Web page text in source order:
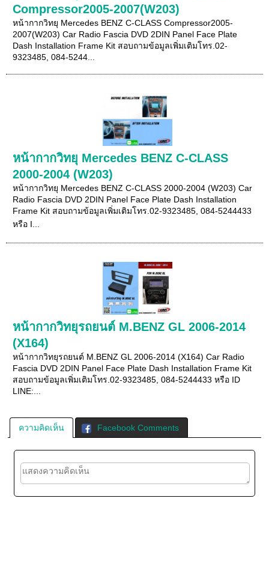
Compressor2005-2007(W203)
หน้ากากวิทยุ Mercedes BENZ C-CLASS Compressor2005-
2007(W203) Car Radio Fascia DVD 2DIN Panel Face Plate
Dash Installation Frame Kit สอบถามข้อมูลเพิ่มเติมโทร.02-
9323485, 084-5244...
หน้ากากวิทยุ Mercedes BENZ C-CLASS
2000-2004 (W203)
หน้ากากวิทยุ Mercedes BENZ C-CLASS 2000-2004 (W203) Car
Radio Fascia DVD 2DIN Panel Face Plate Dash Installation
Frame Kit สอบถามข้อมูลเพิ่มเติมโทร.02-9323485, 084-5244433
หรือ I...
หน้ากากวิทยุรถยนต์ M.BENZ GL 2006-2014
(X164)
หน้ากากวิทยุรถยนต์ M.BENZ GL 2006-2014 (X164) Car Radio
Fascia DVD 2DIN Panel Face Plate Dash Installation Frame Kit
สอบถามข้อมูลเพิ่มเติมโทร.02-9323485, 084-5244433 หรือ ID
LINE:...
ความคิดเห็น Facebook Comments